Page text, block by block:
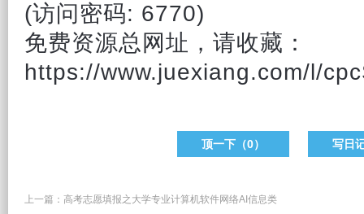
(访问密码: 6770)
免费资源总网址，请收藏：
https://www.juexiang.com/l/
顶一下（0） 写日
上一篇： 高考志愿填报之大学专业计算机软件网络AI信息类